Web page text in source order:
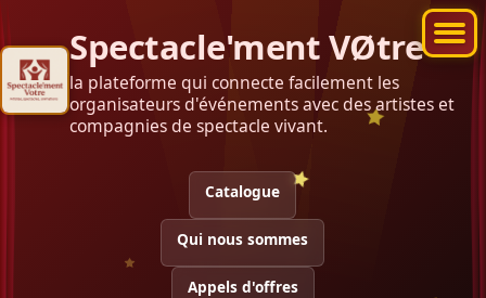
Spectacle'ment VØtre
la plateforme qui connecte facilement les
organisateurs d'événements avec des artistes et
compagnies de spectacle vivant.
Catalogue
Qui nous sommes
Appels d'offres